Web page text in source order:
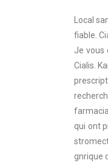
Local
fiable.
Je vous
Cialis.
qui ont
gnrique